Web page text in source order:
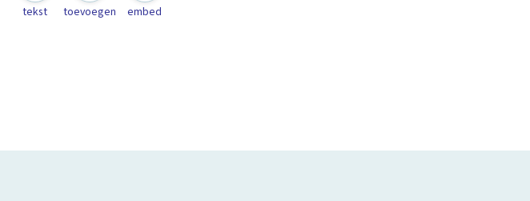
tekst toevoegen embed